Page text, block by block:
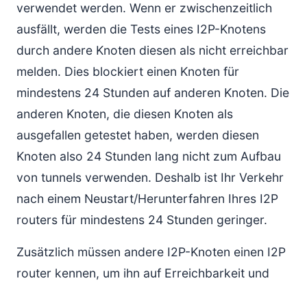
verwendet werden. Wenn er zwischenzeitlich
ausfällt, werden die Tests eines I2P-Knotens
durch andere Knoten diesen als nicht erreichbar
melden. Dies blockiert einen Knoten für
mindestens 24 Stunden auf anderen Knoten. Die
anderen Knoten, die diesen Knoten als
ausgefallen getestet haben, werden diesen
Knoten also 24 Stunden lang nicht zum Aufbau
von tunnels verwenden. Deshalb ist Ihr Verkehr
nach einem Neustart/Herunterfahren Ihres I2P
routers für mindestens 24 Stunden geringer.
Zusätzlich müssen andere I2P-Knoten einen I2P
router kennen, um ihn auf Erreichbarkeit und